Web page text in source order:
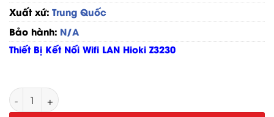
Xuất xứ: Trung Quốc
Bảo hành: N/A
Thiết Bị Kết Nối Wifi LAN Hioki Z3230
Thiết Bị Kết Nối Wifi LAN Hioki Z3230 số lượng